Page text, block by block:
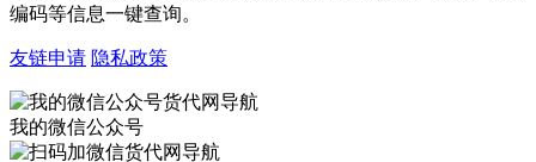
编码等信息一键查询。
友链申请 隐私政策
我的微信公众号